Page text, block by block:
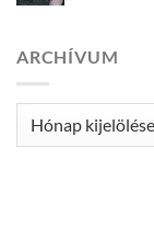
ARCHÍVUM
Archívum